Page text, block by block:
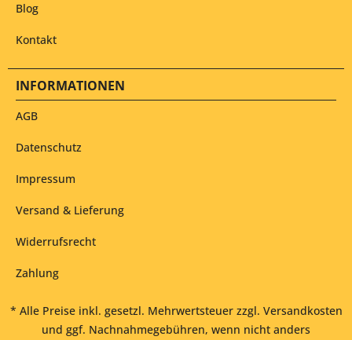
Blog
Kontakt
INFORMATIONEN
AGB
Datenschutz
Impressum
Versand & Lieferung
Widerrufsrecht
Zahlung
* Alle Preise inkl. gesetzl. Mehrwertsteuer zzgl. Versandkosten
und ggf. Nachnahmegebühren, wenn nicht anders